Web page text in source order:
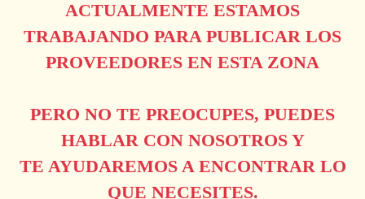
ACTUALMENTE ESTAMOS
TRABAJANDO PARA PUBLICAR LOS
PROVEEDORES EN ESTA ZONA
PERO NO TE PREOCUPES, PUEDES
HABLAR CON NOSOTROS Y
TE AYUDAREMOS A ENCONTRAR LO
QUE NECESITES.